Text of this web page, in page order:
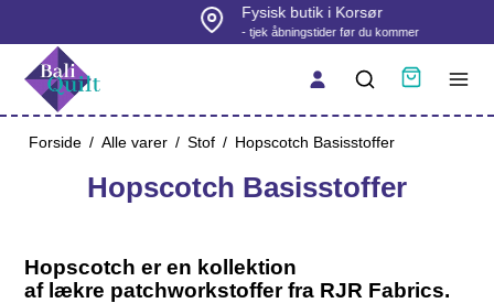
Fysisk butik i Korsør
- tjek åbningstider før du kommer
Forside / Alle varer / Stof / Hopscotch Basisstoffer
Hopscotch Basisstoffer
Hopscotch er en kollektion
af lækre patchworkstoffer fra RJR Fabrics.